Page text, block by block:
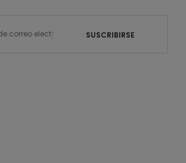
SUSCRIBIRSE